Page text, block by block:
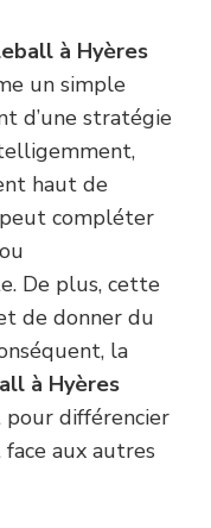
à Hyères
un simple
d’une stratégie
haut de
compléter
De plus, cette
de donner du
la
à Hyères
différencier
aux autres